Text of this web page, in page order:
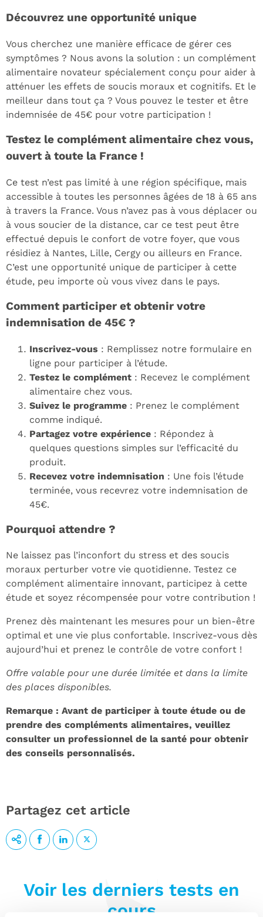
Découvrez une opportunité unique
Vous cherchez une manière efficace de gérer ces
symptômes ? Nous avons la solution : un complément
alimentaire novateur spécialement conçu pour aider à
atténuer les effets de soucis moraux et cognitifs. Et le
meilleur dans tout ça ? Vous pouvez le tester et être
indemnisée de 45€ pour votre participation !
Testez le complément alimentaire chez vous,
ouvert à toute la France !
Ce test n’est pas limité à une région spécifique, mais
accessible à toutes les personnes âgées de 18 à 65 ans
à travers la France. Vous n’avez pas à vous déplacer ou
à vous soucier de la distance, car ce test peut être
effectué depuis le confort de votre foyer, que vous
résidiez à Nantes, Lille, Cergy ou ailleurs en France.
C’est une opportunité unique de participer à cette
étude, peu importe où vous vivez dans le pays.
Comment participer et obtenir votre
indemnisation de 45€ ?
Inscrivez-vous : Remplissez notre formulaire en
ligne pour participer à l’étude.
Testez le complément : Recevez le complément
alimentaire chez vous.
Suivez le programme : Prenez le complément
comme indiqué.
Partagez votre expérience : Répondez à
quelques questions simples sur l’efficacité du
produit.
Recevez votre indemnisation : Une fois l’étude
terminée, vous recevrez votre indemnisation de
45€.
Pourquoi attendre ?
Ne laissez pas l’inconfort du stress et des soucis
moraux perturber votre vie quotidienne. Testez ce
complément alimentaire innovant, participez à cette
étude et soyez récompensée pour votre contribution !
Prenez dès maintenant les mesures pour un bien-être
optimal et une vie plus confortable. Inscrivez-vous dès
aujourd’hui et prenez le contrôle de votre confort !
Offre valable pour une durée limitée et dans la limite
des places disponibles.
Remarque : Avant de participer à toute étude ou de
prendre des compléments alimentaires, veuillez
consulter un professionnel de la santé pour obtenir
des conseils personnalisés.
Partagez cet article
Voir les derniers tests en
cours